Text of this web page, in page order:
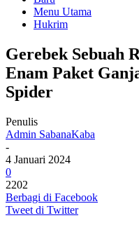
Menu Utama
Hukrim
Gerebek Sebuah
Enam Paket
Spider
Penulis
Admin SabanaKaba
-
4 Januari 2024
0
2202
Berbagi di Facebook
Tweet di Twitter